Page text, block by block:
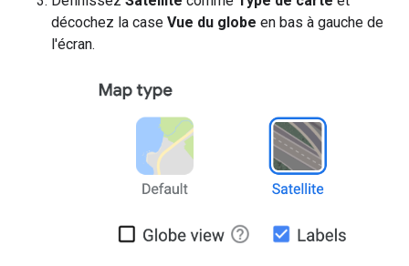
décochez la case Vue du globe en bas à gauche de
l'écran.